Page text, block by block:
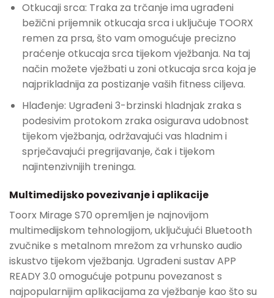
Otkucaji srca: Traka za trčanje ima ugrađeni
bežični prijemnik otkucaja srca i uključuje TOORX
remen za prsa, što vam omogućuje precizno
praćenje otkucaja srca tijekom vježbanja. Na taj
način možete vježbati u zoni otkucaja srca koja je
najprikladnija za postizanje vaših fitness ciljeva.
Hlađenje: Ugrađeni 3-brzinski hladnjak zraka s
podesivim protokom zraka osigurava udobnost
tijekom vježbanja, održavajući vas hladnim i
sprječavajući pregrijavanje, čak i tijekom
najintenzivnijih treninga.
Multimedijsko povezivanje i aplikacije
Toorx Mirage S70 opremljen je najnovijom
multimedijskom tehnologijom, uključujući Bluetooth
zvučnike s metalnom mrežom za vrhunsko audio
iskustvo tijekom vježbanja. Ugrađeni sustav APP
READY 3.0 omogućuje potpunu povezanost s
najpopularnijim aplikacijama za vježbanje kao što su